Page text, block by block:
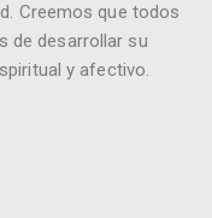
Creemos que todos
de desarrollar su
y afectivo.